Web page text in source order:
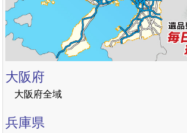
大阪府
大阪府全域
兵庫県